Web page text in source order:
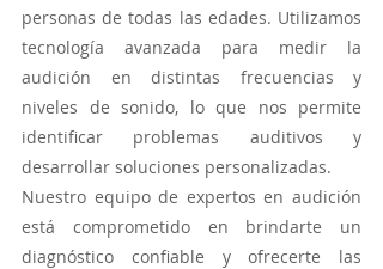
Relación de la pérdida auditiva
y el deterioro cognitivo
#perdidaauditiva
#deteriorocognitivo #audicion En
los últimos años, la investigación ha
arrojado nueva luz sobre la
conexión entre la...
personas de todas las edades. Utilizamos
tecnología avanzada para medir la
audición en distintas frecuencias y
niveles de sonido, lo que nos permite
identificar problemas auditivos y
desarrollar soluciones personalizadas.
Nuestro equipo de expertos en audición
está comprometido en brindarte un
diagnóstico confiable y ofrecerte las